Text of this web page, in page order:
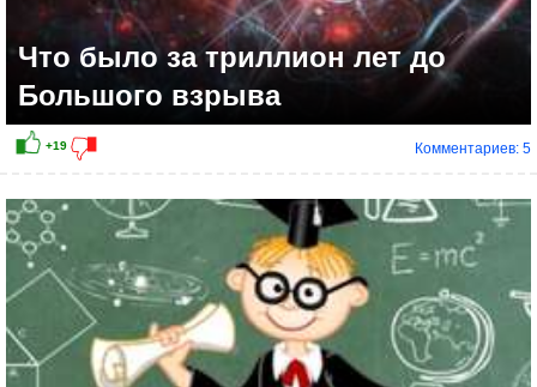
Что было за триллион лет до
Большого взрыва
Комментариев: 5